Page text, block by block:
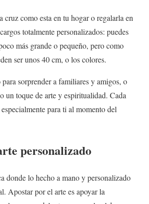
cruz como esta en tu hogar o regalarla en
totalmente personalizados: puedes
más grande o pequeño, pero como
ser unos 40 cm, o los colores.
sorprender a familiares y amigos, o
un toque de arte y espiritualidad. Cada
para ti al momento del
personalizado
donde lo hecho a mano y personalizado
Apostar por el arte es apoyar la